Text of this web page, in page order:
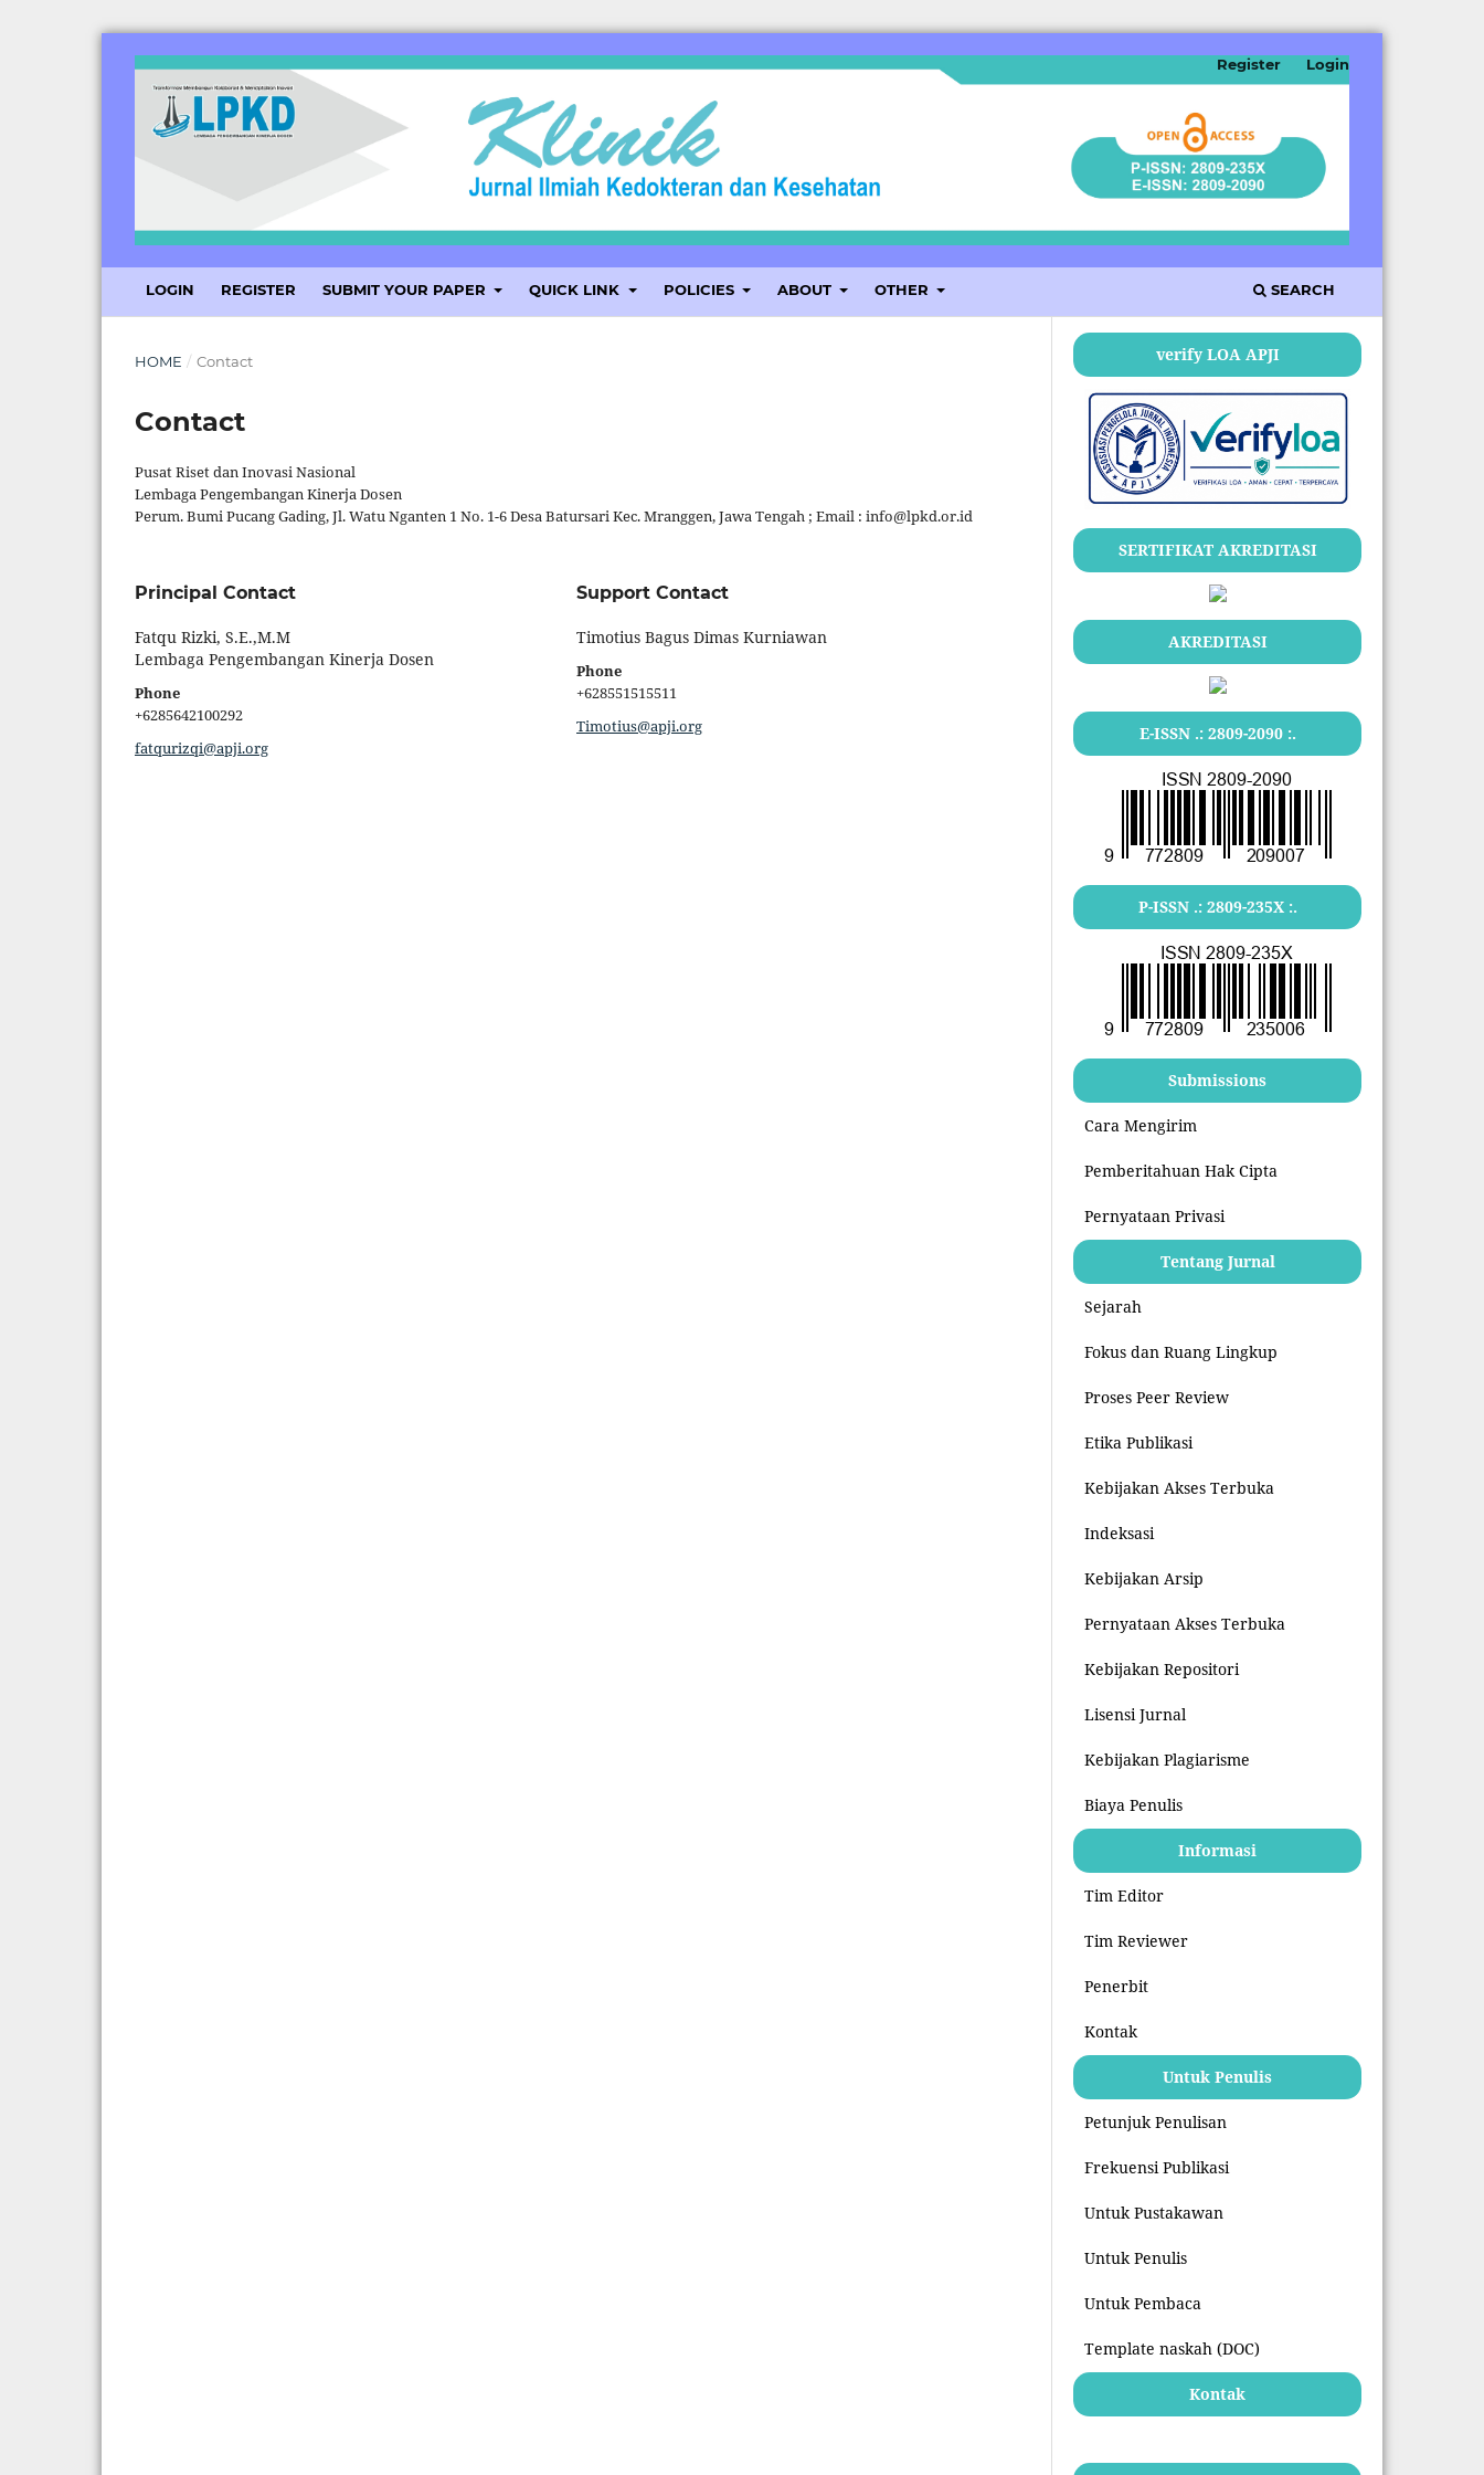
LOGIN REGISTER SUBMIT YOUR PAPER QUICK LINK POLICIES ABOUT OTHER SEARCH
Register Login
HOME / Contact
Contact
Pusat Riset dan Inovasi Nasional
Lembaga Pengembangan Kinerja Dosen
Perum. Bumi Pucang Gading, Jl. Watu Nganten 1 No. 1-6 Desa Batursari Kec. Mranggen, Jawa Tengah ; Email : info@lpkd.or.id
Principal Contact
Fatqu Rizki, S.E.,M.M
Lembaga Pengembangan Kinerja Dosen
Phone
+6285642100292
fatqurizqi@apji.org
Support Contact
Timotius Bagus Dimas Kurniawan
Phone
+628551515511
Timotius@apji.org
verify LOA APJI
SERTIFIKAT AKREDITASI
AKREDITASI
E-ISSN .: 2809-2090:.
P-ISSN .: 2809-235X:.
Submissions
Cara Mengirim
Pemberitahuan Hak Cipta
Pernyataan Privasi
Tentang Jurnal
Sejarah
Fokus dan Ruang Lingkup
Proses Peer Review
Etika Publikasi
Kebijakan Akses Terbuka
Indeksasi
Kebijakan Arsip
Pernyataan Akses Terbuka
Kebijakan Repositori
Lisensi Jurnal
Kebijakan Plagiarisme
Biaya Penulis
Informasi
Tim Editor
Tim Reviewer
Penerbit
Kontak
Untuk Penulis
Petunjuk Penulisan
Frekuensi Publikasi
Untuk Pustakawan
Untuk Penulis
Untuk Pembaca
Template naskah (DOC)
Kontak